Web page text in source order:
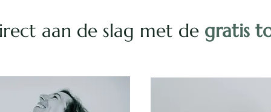
aan de slag met de gratis